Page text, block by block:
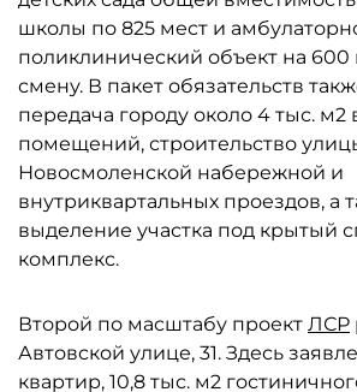
школы по 825 мест и
поликлинический объект на
смену. В пакет обязательств
передача городу около 4 тыс. м2
помещений, строительство
Новосмоленской набережной и
внутриквартальных проездов, а
выделение участка под крытый
комплекс.
Второй по масштабу проект ЛСР
Автовской улице, 31. Здесь
квартир, 10,8 тыс. м2